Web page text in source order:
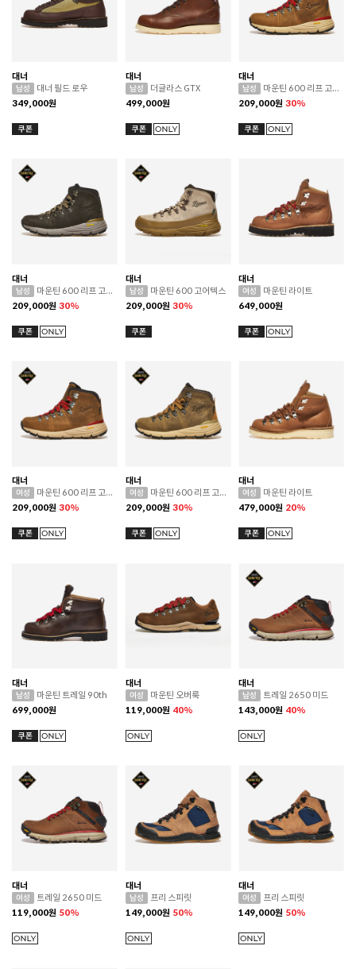
대너
대너 필드 로우
349,000원
대너
더글라스 GTX
499,000원
대너
마운틴 600 리프 고어텍스
209,000원 30%
대너
마운틴 600 리프 고어텍스
209,000원 30%
대너
마운틴 600 고어텍스
209,000원 30%
대너
마운틴 라이트
649,000원
대너
마운틴 600 리프 고어텍스
209,000원 30%
대너
마운틴 600 리프 고어텍스
209,000원 30%
대너
마운틴 라이트
479,000원 20%
대너
마운틴 트레일 90th
699,000원
대너
마운틴 오버룩
119,000원 40%
대너
트레일 2650 미드
143,000원 40%
대너
트레일 2650 미드
119,000원 50%
대너
프리 스피릿
149,000원 50%
대너
프리 스피릿
149,000원 50%